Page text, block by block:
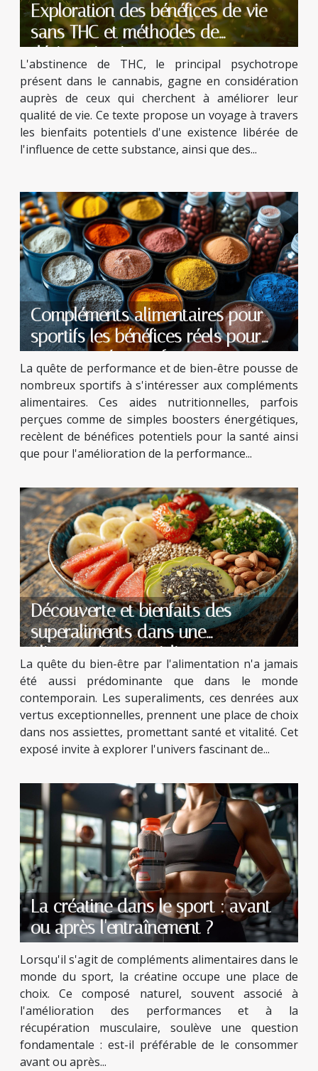
Exploration des bénéfices de vie
sans THC et méthodes de
désintoxication
L'abstinence de THC, le principal psychotrope
présent dans le cannabis, gagne en considération
auprès de ceux qui cherchent à améliorer leur
qualité de vie. Ce texte propose un voyage à travers
les bienfaits potentiels d'une existence libérée de
l'influence de cette substance, ainsi que des...
Compléments alimentaires pour
sportifs les bénéfices réels pour
votre santé et performance
La quête de performance et de bien-être pousse de
nombreux sportifs à s'intéresser aux compléments
alimentaires. Ces aides nutritionnelles, parfois
perçues comme de simples boosters énergétiques,
recèlent de bénéfices potentiels pour la santé ainsi
que pour l'amélioration de la performance...
Découverte et bienfaits des
superaliments dans une
alimentation quotidienne
La quête du bien-être par l'alimentation n'a jamais
été aussi prédominante que dans le monde
contemporain. Les superaliments, ces denrées aux
vertus exceptionnelles, prennent une place de choix
dans nos assiettes, promettant santé et vitalité. Cet
exposé invite à explorer l'univers fascinant de...
La créatine dans le sport : avant
ou après l'entraînement ?
Lorsqu'il s'agit de compléments alimentaires dans le
monde du sport, la créatine occupe une place de
choix. Ce composé naturel, souvent associé à
l'amélioration des performances et à la
récupération musculaire, soulève une question
fondamentale : est-il préférable de le consommer
avant ou après...